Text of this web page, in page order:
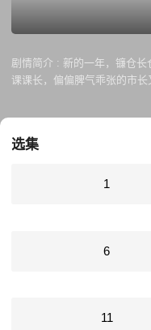
剧情简介 : 新的一年，镰仓
课课长，偏偏脾气乖张的市
期。千明与和平若即若离，
选集
1
6
11